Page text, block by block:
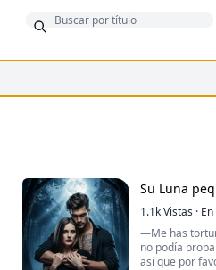
Su Luna
1.1kVistas ·
—Me has
no podía
así que por